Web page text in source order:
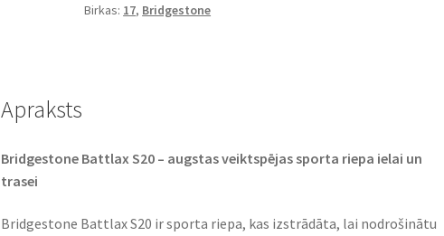
Birkas: 17, Bridgestone
Apraksts
Bridgestone Battlax S20 – augstas veiktspējas sporta riepa ielai un
trasei​
Bridgestone Battlax S20 ir sporta riepa, kas izstrādāta, lai nodrošinātu